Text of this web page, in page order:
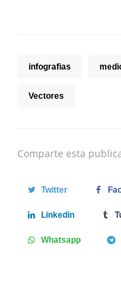
infografias
Vectores
Comparte esta
Twitter
Linkedin
Whatsapp